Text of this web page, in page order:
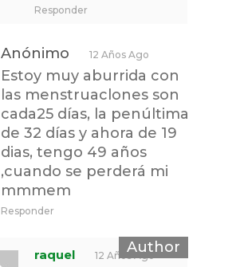
Responder
Anónimo 12 Años Ago
Estoy muy aburrida con
las menstruaclones son
cada25 días, la penúltima
de 32 días y ahora de 19
dias, tengo 49 años
,cuando se perderá mi
mmmem
Responder
raquel 12 Años Ago